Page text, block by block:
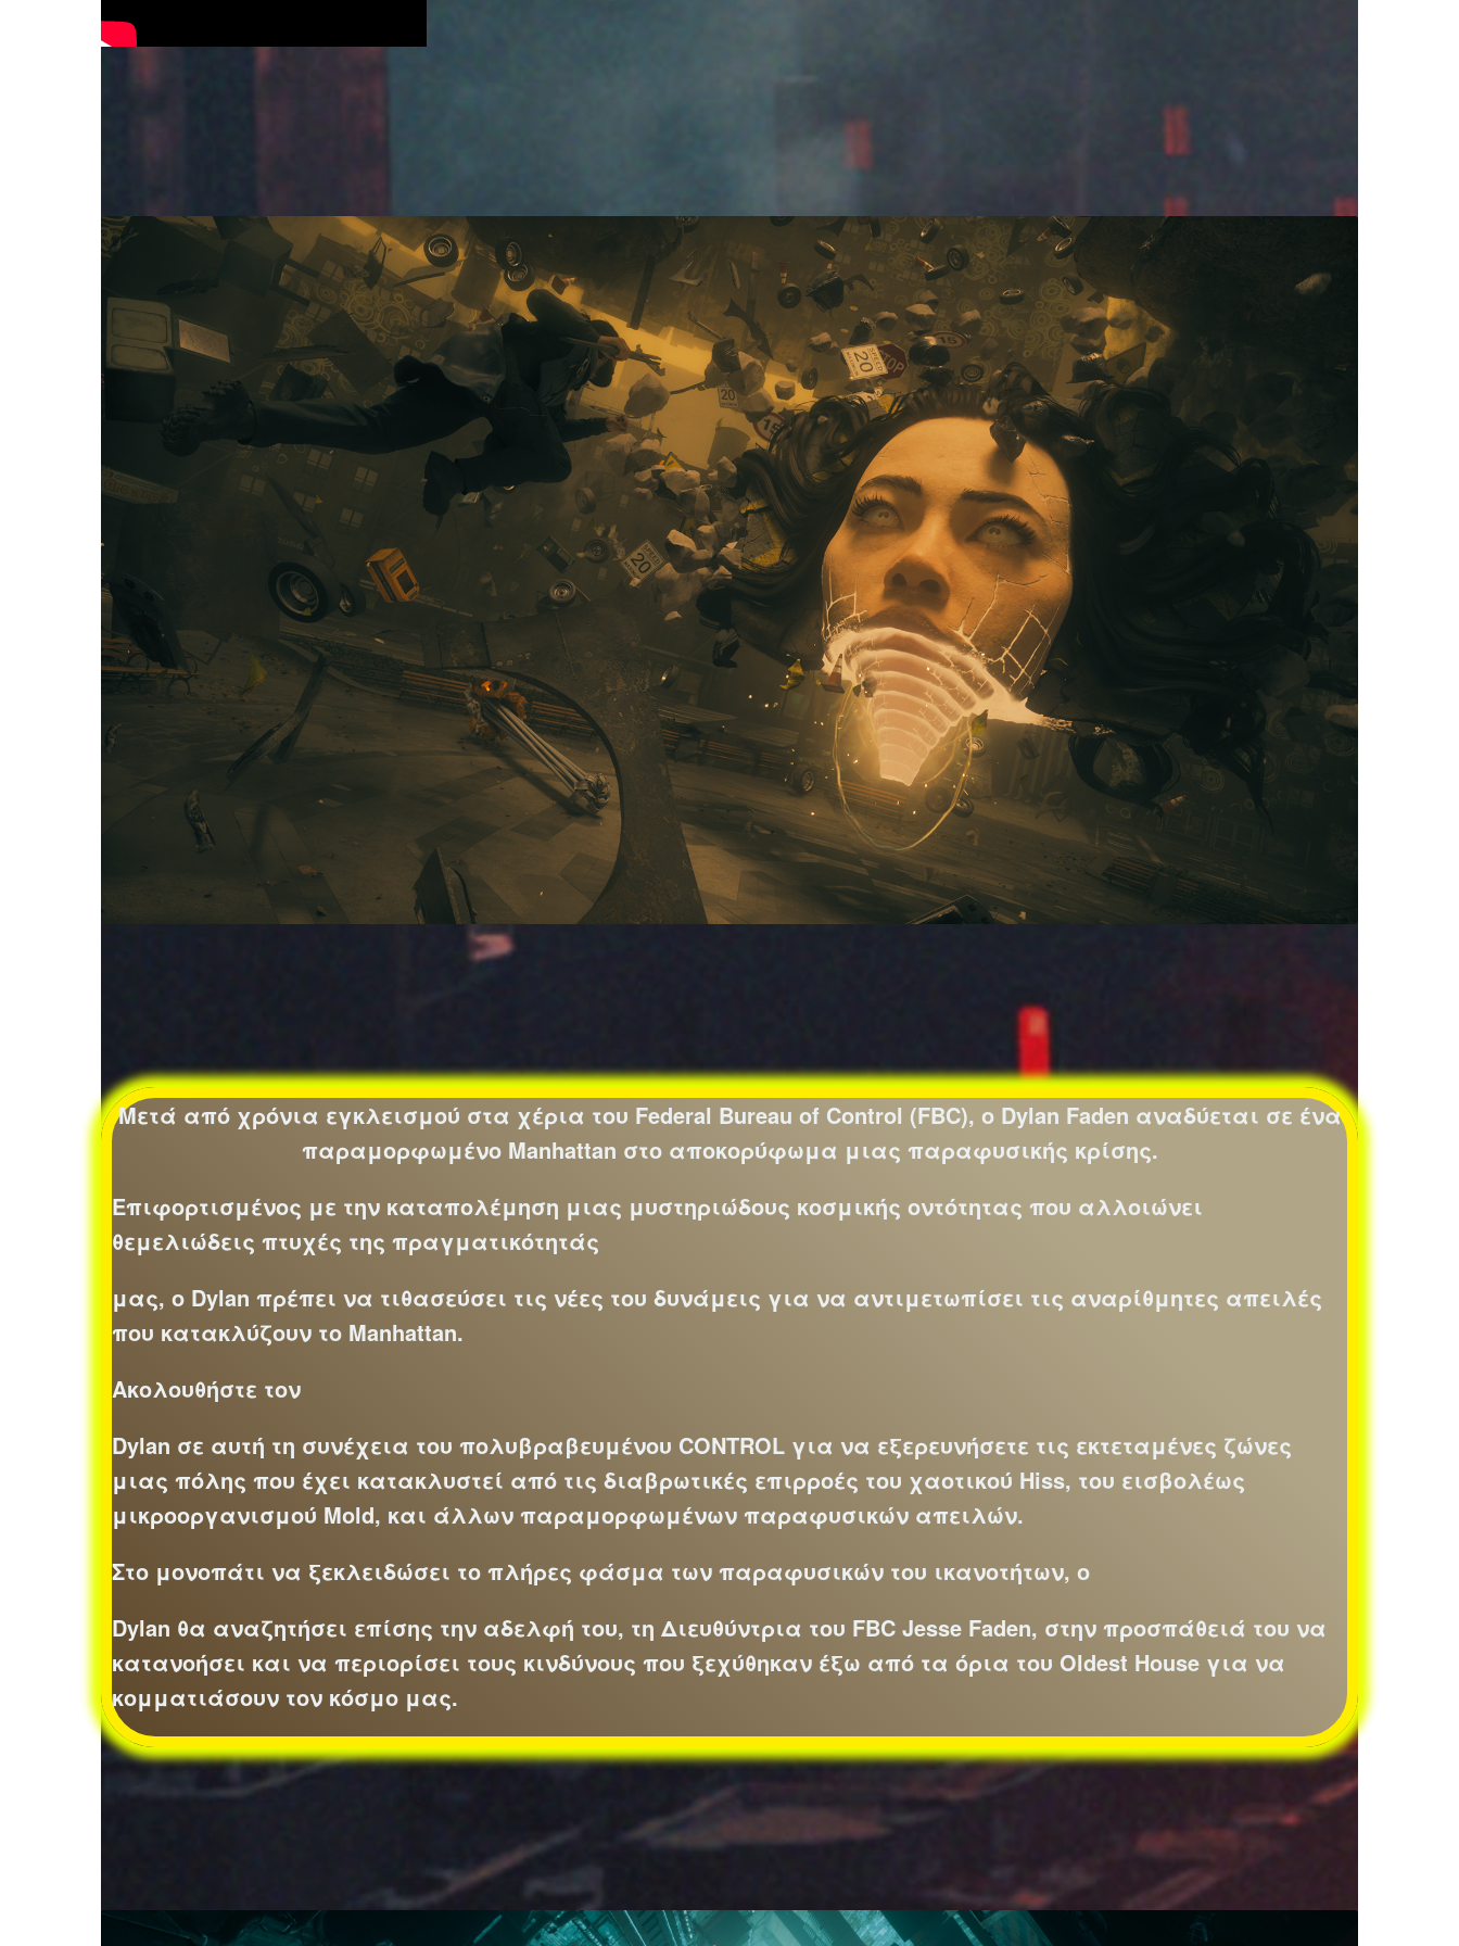
Μετά από χρόνια εγκλεισμού στα χέρια του Federal Bureau of Control (FBC), ο Dylan Faden αναδύεται σε ένα
παραμορφωμένο Manhattan στο αποκορύφωμα μιας παραφυσικής κρίσης.
Επιφορτισμένος με την καταπολέμηση μιας μυστηριώδους κοσμικής οντότητας που αλλοιώνει
θεμελιώδεις πτυχές της πραγματικότητάς
μας, ο Dylan πρέπει να τιθασεύσει τις νέες του δυνάμεις για να αντιμετωπίσει τις αναρίθμητες απειλές
που κατακλύζουν το Manhattan.
Ακολουθήστε τον
Dylan σε αυτή τη συνέχεια του πολυβραβευμένου CONTROL για να εξερευνήσετε τις εκτεταμένες ζώνες
μιας πόλης που έχει κατακλυστεί από τις διαβρωτικές επιρροές του χαοτικού Hiss, του εισβολέως
μικροοργανισμού Mold, και άλλων παραμορφωμένων παραφυσικών απειλών.
Στο μονοπάτι να ξεκλειδώσει το πλήρες φάσμα των παραφυσικών του ικανοτήτων, ο
Dylan θα αναζητήσει επίσης την αδελφή του, τη Διευθύντρια του FBC Jesse Faden, στην προσπάθειά του να
κατανοήσει και να περιορίσει τους κινδύνους που ξεχύθηκαν έξω από τα όρια του Oldest House για να
κομματιάσουν τον κόσμο μας.